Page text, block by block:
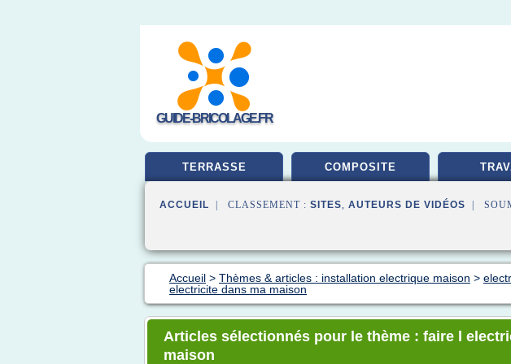
GUIDE-BRICOLAGE.FR
TERRASSE COMPOSITE
ACCUEIL | CLASSEMENT : SITES, AUTEURS DE VIDÉOS |
Accueil > Thèmes & articles : installation electrique maison >
electricite dans ma maison
Articles sélectionnés pour le thème : faire l
maison